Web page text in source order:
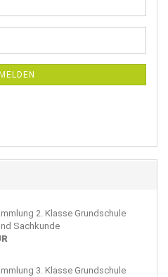
2. Klasse Grundschule
Sachkunde
3. Klasse Grundschule